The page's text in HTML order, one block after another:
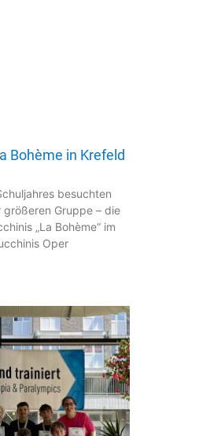
Bohème in Krefeld
besuchten
Gruppe – die
„La Bohème“ im
Oper